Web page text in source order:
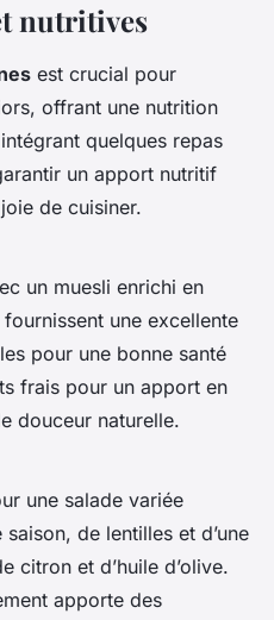
nutritives
est crucial pour
offrant une nutrition
quelques repas
un apport nutritif
de cuisiner.
un muesli enrichi en
une excellente
pour une bonne santé
frais pour un apport en
douceur naturelle.
une salade variée
saison, de lentilles et d’une
citron et d’huile d’olive.
apporte des